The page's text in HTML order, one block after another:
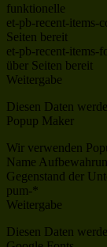
funktionelle
et-pb-recent-items-
Seiten bereit
et-pb-recent-items-
über Seiten bereit
Weitergabe
Diesen Daten
Popup Maker
Wir verwenden
Name
Gegenstand der
pum-*
Weitergabe
Diesen Daten